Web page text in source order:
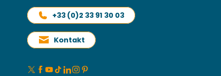
+33 (0)2 33 91 30 03
Kontakt